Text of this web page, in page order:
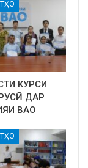
КУРСИ
ДАР
ВАО